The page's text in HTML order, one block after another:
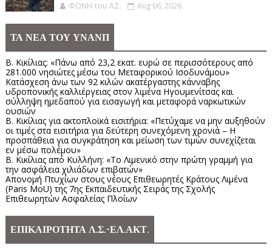
ΦΩΝΗ του Λ.Σ. Aug 06, 2026
ΤΑ ΝΕΑ ΤΟΥ ΥΝΑΝΠ
Β. Κικίλιας: «Πάνω από 23,2 εκατ. ευρώ σε περισσότερους από
281.000 νησιώτες μέσω του Μεταφορικού Ισοδυνάμου»
Κατάσχεση άνω των 92 κιλών ακατέργαστης κάνναβης
υδροπονικής καλλιέργειας στον λιμένα Ηγουμενίτσας και
σύλληψη ημεδαπού για εισαγωγή και μεταφορά ναρκωτικών
ουσιών
Β. Κικίλιας για ακτοπλοϊκά εισιτήρια: «Πετύχαμε να μην αυξηθούν
οι τιμές στα εισιτήρια για δεύτερη συνεχόμενη χρονιά – Η
προσπάθεια για συγκράτηση και μείωση των τιμών συνεχίζεται
εν μέσω πολέμου»
Β. Κικίλιας από Κυλλήνη: «Το Λιμενικό στην πρώτη γραμμή για
την ασφάλεια χιλιάδων επιβατών»
Απονομή Πτυχίων στους νέους Επιθεωρητές Κράτους Λιμένα
(Paris MoU) της 7ης Εκπαιδευτικής Σειράς της Σχολής
Επιθεωρητών Ασφαλείας Πλοίων
ΕΠΙΚΑΙΡΟΤΗΤΑ Λ.Σ.-ΕΛ.ΑΚΤ.